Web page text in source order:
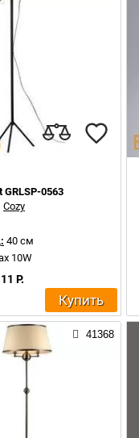
0563
Cozy
40 см
10W
Р.
Купить
41368